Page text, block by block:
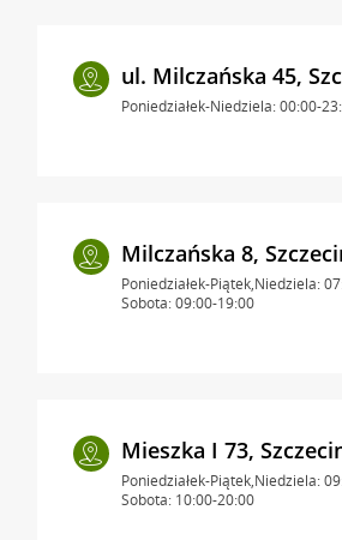
ul. Milczańska 45,
Poniedziałek-Niedziela: 00:00-
Milczańska 8,
Poniedziałek-Piątek,Niedziela:
Sobota: 09:00-19:00
Mieszka I 73,
Poniedziałek-Piątek,Niedziela:
Sobota: 10:00-20:00